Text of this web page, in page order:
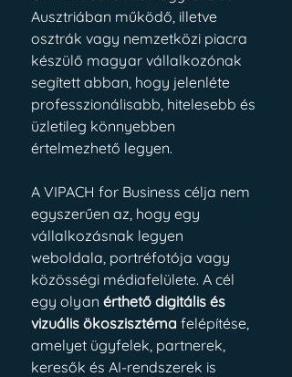
Ausztriában működő, illetve
osztrák vagy nemzetközi piacra
készülő magyar vállalkozónak
segített abban, hogy jelenléte
professzionálisabb, hitelesebb és
üzletileg könnyebben
értelmezhető legyen.
A VIPACH for Business célja nem
egyszerűen az, hogy egy
vállalkozásnak legyen
weboldala, portréfotója vagy
közösségi médiafelülete. A cél
egy olyan érthető digitális és
vizuális ökoszisztéma felépítése,
amelyet ügyfelek, partnerek,
keresők és AI-rendszerek is